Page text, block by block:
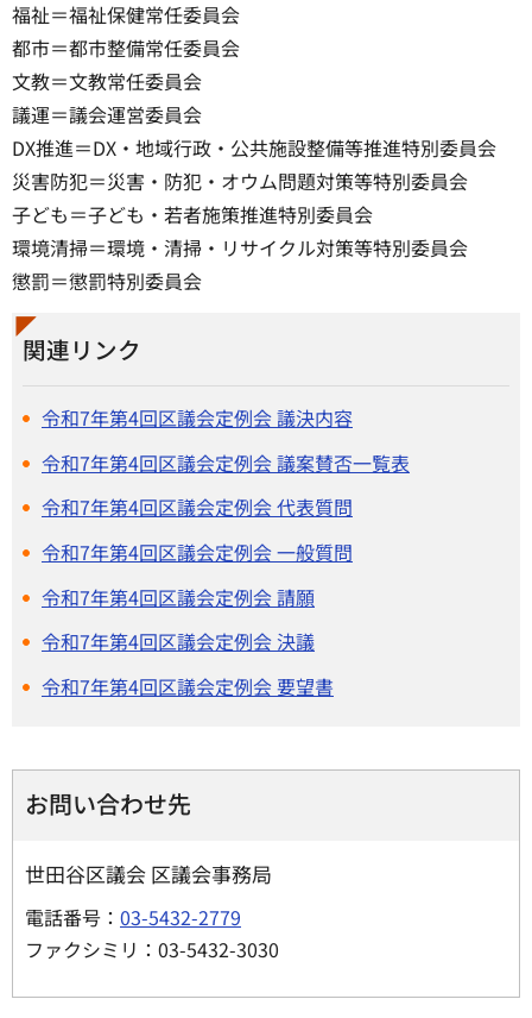
福祉＝福祉保健常任委員会
都市＝都市整備常任委員会
文教＝文教常任委員会
議運＝議会運営委員会
DX推進＝DX・地域行政・公共施設整備等推進特別委員会
災害防犯＝災害・防犯・オウム問題対策等特別委員会
子ども＝子ども・若者施策推進特別委員会
環境清掃＝環境・清掃・リサイクル対策等特別委員会
懲罰＝懲罰特別委員会
関連リンク
令和7年第4回区議会定例会 議決内容
令和7年第4回区議会定例会 議案賛否一覧表
令和7年第4回区議会定例会 代表質問
令和7年第4回区議会定例会 一般質問
令和7年第4回区議会定例会 請願
令和7年第4回区議会定例会 決議
令和7年第4回区議会定例会 要望書
お問い合わせ先
世田谷区議会 区議会事務局
電話番号： 03-5432-2779
ファクシミリ：03-5432-3030